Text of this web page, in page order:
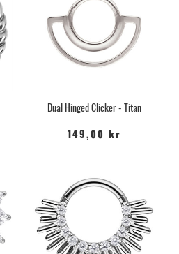
Dual Hinged Clicker - Titan
149,00 kr